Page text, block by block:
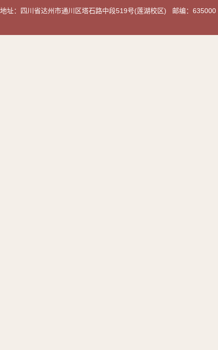
地址：四川省达州市通川区塔石路中段519号(莲湖校区) 邮编：